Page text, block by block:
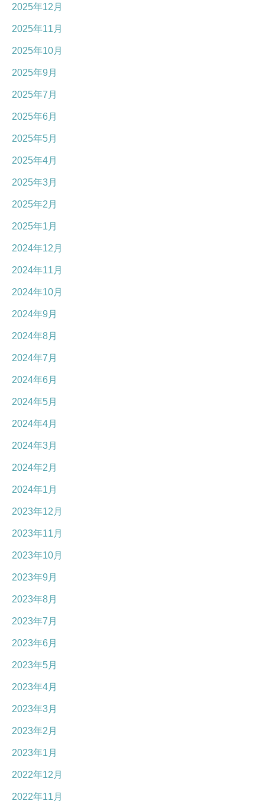
2025年12月
2025年11月
2025年10月
2025年9月
2025年7月
2025年6月
2025年5月
2025年4月
2025年3月
2025年2月
2025年1月
2024年12月
2024年11月
2024年10月
2024年9月
2024年8月
2024年7月
2024年6月
2024年5月
2024年4月
2024年3月
2024年2月
2024年1月
2023年12月
2023年11月
2023年10月
2023年9月
2023年8月
2023年7月
2023年6月
2023年5月
2023年4月
2023年3月
2023年2月
2023年1月
2022年12月
2022年11月